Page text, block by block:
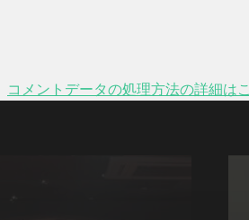
コメントデータの処理方法の詳細は